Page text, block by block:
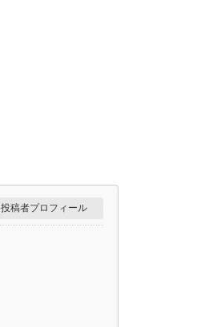
投稿者プロフィール